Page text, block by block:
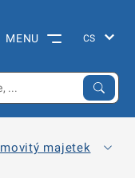
MENU
majetek